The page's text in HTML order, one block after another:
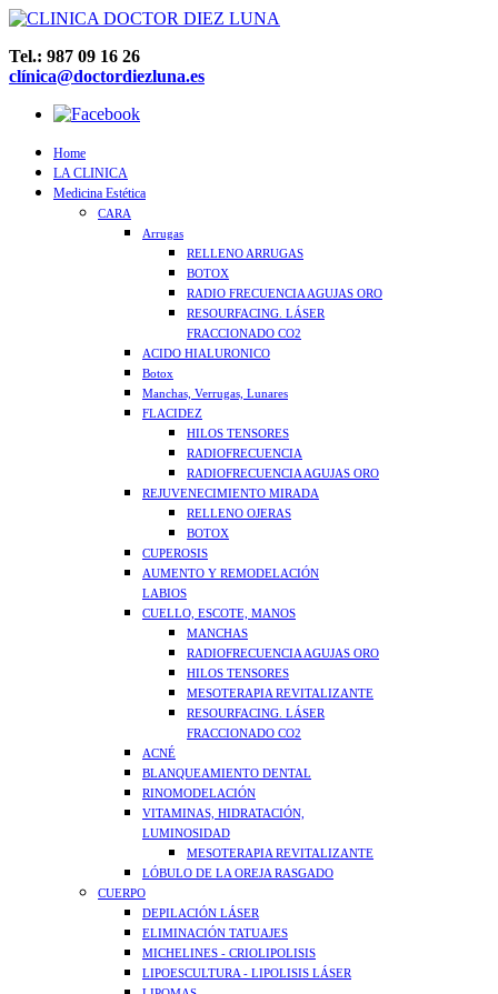
Tel.: 987 09 16 26
clínica@doctordiezluna.es
Home
LA CLINICA
Medicina Estética
CARA
Arrugas
RELLENO ARRUGAS
BOTOX
RADIO FRECUENCIA AGUJAS ORO
RESOURFACING. LÁSER
FRACCIONADO CO2
ACIDO HIALURONICO
Botox
Manchas, Verrugas, Lunares
FLACIDEZ
HILOS TENSORES
RADIOFRECUENCIA
RADIOFRECUENCIA AGUJAS ORO
REJUVENECIMIENTO MIRADA
RELLENO OJERAS
BOTOX
CUPEROSIS
AUMENTO Y REMODELACIÓN
LABIOS
CUELLO, ESCOTE, MANOS
MANCHAS
RADIOFRECUENCIA AGUJAS ORO
HILOS TENSORES
MESOTERAPIA REVITALIZANTE
RESOURFACING. LÁSER
FRACCIONADO CO2
ACNÉ
BLANQUEAMIENTO DENTAL
RINOMODELACIÓN
VITAMINAS, HIDRATACIÓN,
LUMINOSIDAD
MESOTERAPIA REVITALIZANTE
LÓBULO DE LA OREJA RASGADO
CUERPO
DEPILACIÓN LÁSER
ELIMINACIÓN TATUAJES
MICHELINES - CRIOLIPOLISIS
LIPOESCULTURA - LIPOLISIS LÁSER